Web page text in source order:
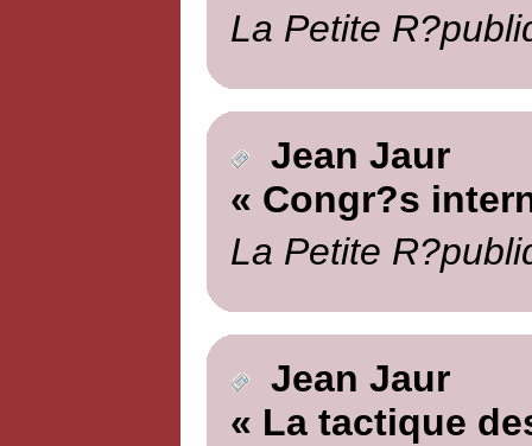
La Petite
Jean Jaur
« Congr?s
La Petite
Jean Jaur
« La tactique